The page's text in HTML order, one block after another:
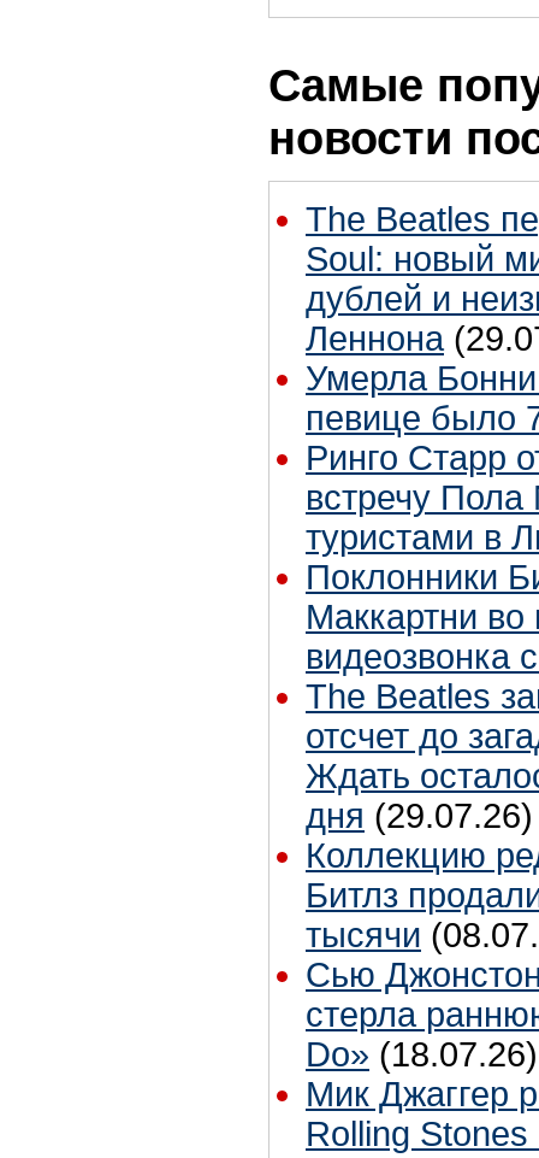
Самые
новости
The Beatles
Soul: новый
дублей и
Леннона
Умерла
певице было
Ринго Старр
встречу Пола
туристами в
Поклонники
Маккартни во
видеозвонка
The Beatles
отсчет до
Ждать
дня (29.07.26)
Коллекцию
Битлз
тысячи
Сью
стерла
Do» (18.07.26)
Мик Джаггер
Rolling Stones